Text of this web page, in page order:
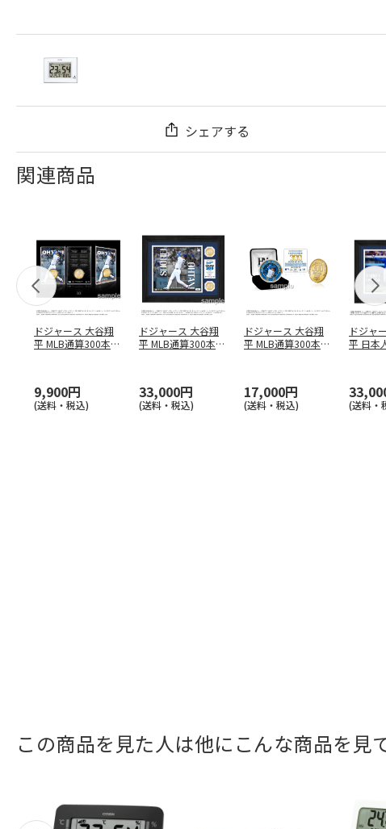
シェアする
関連商品
ドジャース 大谷翔
平 MLB通算300本塁
9,900円
(送料・税込)
ドジャース 大谷翔
平 MLB通算300本塁
33,000円
(送料・税込)
ドジャース 大谷翔
平 MLB通算300本塁
17,000円
(送料・税込)
ドジャ
平 日本
合連続
(送料・
この商品を見た人は他にこんな商品を見